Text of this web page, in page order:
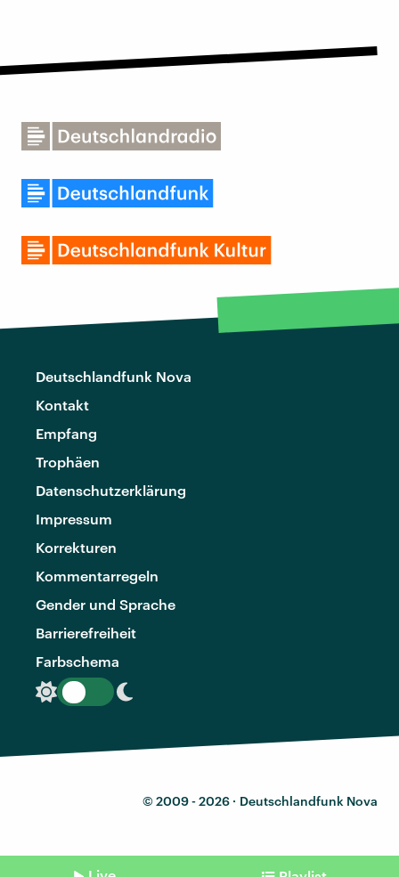
Deutschlandfunk Nova
Kontakt
Empfang
Trophäen
Datenschutzerklärung
Impressum
Korrekturen
Kommentarregeln
Gender und Sprache
Barrierefreiheit
Farbschema
© 2009 - 2026 · Deutschlandfunk Nova